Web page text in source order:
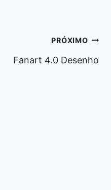
PRÓXIMO
Fanart 4.0 Desenho